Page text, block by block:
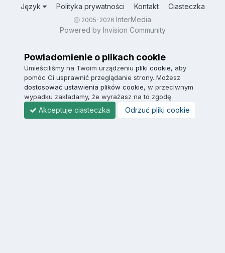
Język Polityka prywatności Kontakt Ciasteczka
ⓒ 2005-2026 InterMedia
Powered by Invision Community
Powiadomienie o plikach cookie
Umieściliśmy na Twoim urządzeniupliki cookie, aby
pomóc Ci usprawnić przeglądanie strony. Możesz
dostosować ustawienia plików cookie, w przeciwnym
wypadku zakładamy, że wyrażasz na to zgodę.
Akceptuje ciasteczka Odrzuć pliki cookie